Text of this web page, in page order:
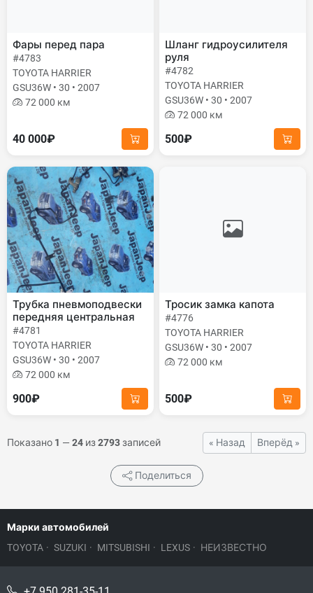
Фары перед пара
#4783
TOYOTA HARRIER
GSU36W • 30 • 2007
72 000 км
40 000₽
Шланг гидроусилителя
руля
#4782
TOYOTA HARRIER
GSU36W • 30 • 2007
72 000 км
500₽
Трубка пневмоподвески
передняя центральная
#4781
TOYOTA HARRIER
GSU36W • 30 • 2007
72 000 км
900₽
Тросик замка капота
#4776
TOYOTA HARRIER
GSU36W • 30 • 2007
72 000 км
500₽
Показано 1 — 24 из2793записей « Назад Вперёд »
Поделиться
Марки автомобилей
TOYOTA · SUZUKI · MITSUBISHI · LEXUS · НЕИЗВЕСТНО